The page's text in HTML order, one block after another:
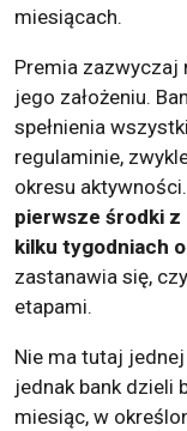
miesiącach.
Premia zazwyczaj
jego założeniu.
spełnienia
regulaminie,
okresu aktywności.
pierwsze środki
kilku tygodniach
zastanawia się,
etapami.
Nie ma tutaj
jednak bank dzieli
miesiąc, w